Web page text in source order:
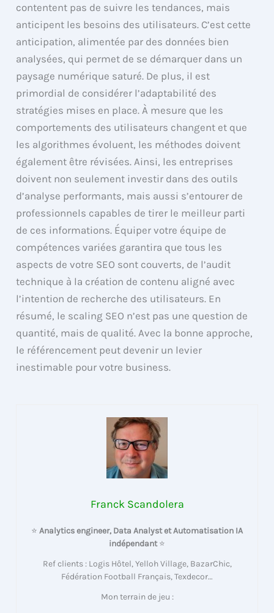
contentent pas de suivre les tendances, mais
anticipent les besoins des utilisateurs. C’est cette
anticipation, alimentée par des données bien
analysées, qui permet de se démarquer dans un
paysage numérique saturé. De plus, il est
primordial de considérer l’adaptabilité des
stratégies mises en place. À mesure que les
comportements des utilisateurs changent et que
les algorithmes évoluent, les méthodes doivent
également être révisées. Ainsi, les entreprises
doivent non seulement investir dans des outils
d’analyse performants, mais aussi s’entourer de
professionnels capables de tirer le meilleur parti
de ces informations. Équiper votre équipe de
compétences variées garantira que tous les
aspects de votre SEO sont couverts, de l’audit
technique à la création de contenu aligné avec
l’intention de recherche des utilisateurs. En
résumé, le scaling SEO n’est pas une question de
quantité, mais de qualité. Avec la bonne approche,
le référencement peut devenir un levier
inestimable pour votre business.
Franck Scandolera
⭐ Analytics engineer, Data Analyst et Automatisation IA
indépendant⭐
Ref clients : Logis Hôtel, Yelloh Village, BazarChic,
Fédération Football Français, Texdecor…
Mon terrain de jeu :